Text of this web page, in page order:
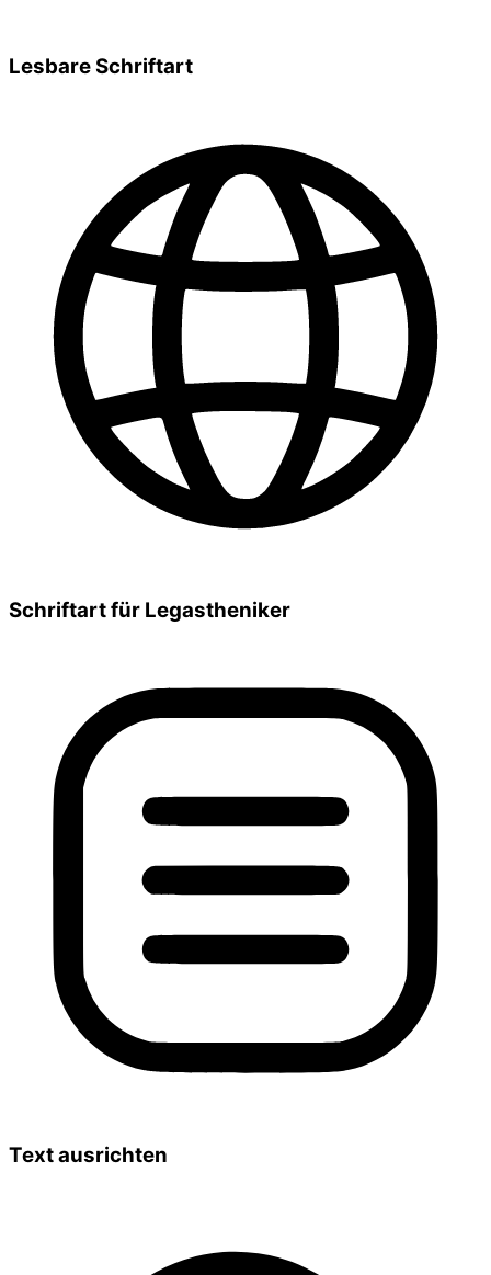
Lesbare Schriftart
Schriftart für Legastheniker
Text ausrichten